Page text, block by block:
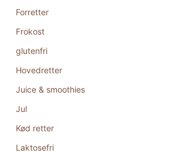
Forretter
Frokost
glutenfri
Hovedretter
Juice & smoothies
Jul
Kød retter
Laktosefri